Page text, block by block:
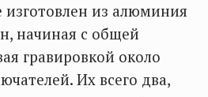
изготовлен из алюминия
начиная с общей
гравировкой около
Их всего два,